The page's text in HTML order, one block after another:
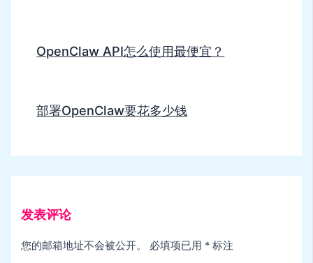
OpenClaw API怎么使用最便宜？
部署OpenClaw要花多少钱
发表评论
您的邮箱地址不会被公开。 必填项已用 * 标注